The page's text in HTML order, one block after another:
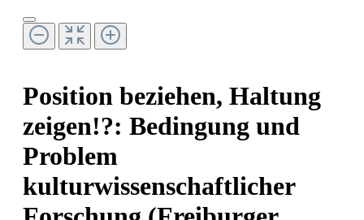
Position beziehen, Haltung
zeigen!?: Bedingung und
Problem
kulturwissenschaftlicher